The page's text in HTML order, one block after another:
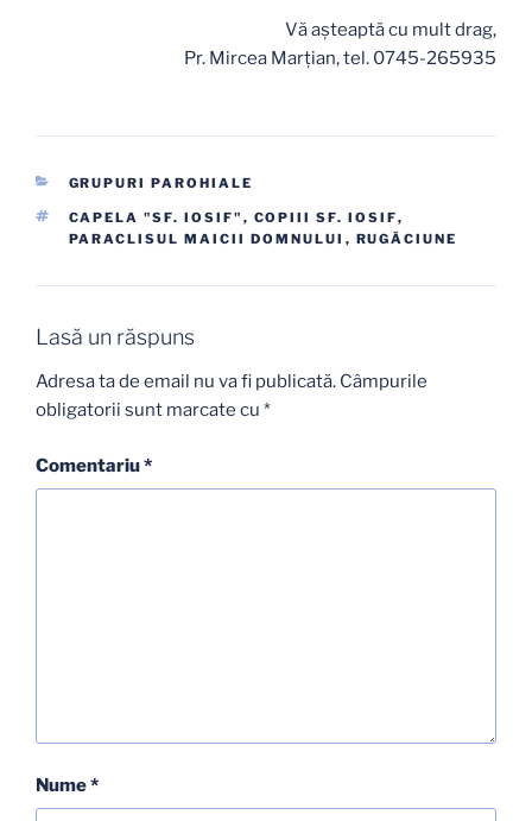
Vă aşteaptă cu mult drag,
Pr. Mircea Marţian, tel. 0745-265935
CATEGORII
GRUPURI PAROHIALE
ETICHETE
CAPELA "SF. IOSIF" , COPIII SF. IOSIF,
PARACLISUL MAICII DOMNULUI , RUGĂCIUNE
Lasă un răspuns
Adresa ta de email nu va fi publicată. Câmpurile
obligatorii sunt marcate cu *
Comentariu*
Nume*